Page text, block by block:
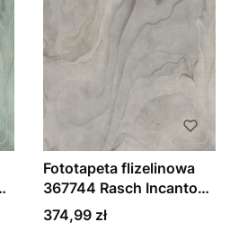
Fototapeta flizelinowa
367744 Rasch Incanto
motyw abstrakcji natura
Cena
374,99 zł